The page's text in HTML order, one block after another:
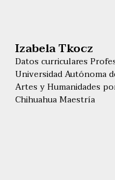
Izabela Tkocz
Datos curriculares
Universidad Autónoma
Artes y Humanidades
Chihuahua Maestría